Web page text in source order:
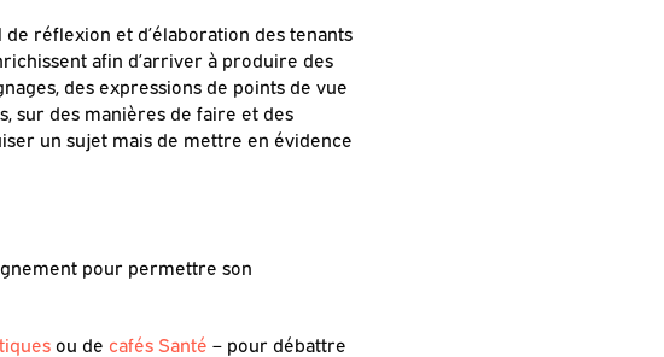
réflexion et d’élaboration des tenants
afin d’arriver à produire des
des expressions de points de vue
sur des manières de faire et des
un sujet mais de mettre en évidence
pour permettre son
ou de cafés Santé – pour débattre